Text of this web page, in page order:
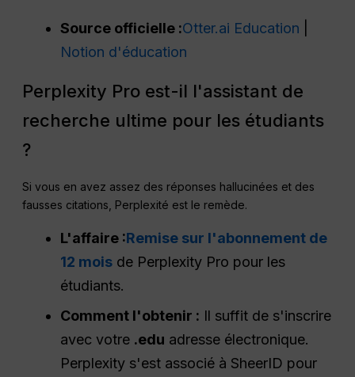
Source officielle :Otter.ai Education
Notion d'éducation
Perplexity Pro est-il l'assistant de
recherche ultime pour les étudiants
?
Si vous en avez assez des réponses hallucinées et des
fausses citations, Perplexité est le remède.
L'affaire :Remise sur l'abonnement de
12 mois de Perplexity Pro pour les
étudiants.
Comment l'obtenir : Il suffit de s'inscrire
avec votre .edu adresse électronique.
Perplexity s'est associé à SheerID pour